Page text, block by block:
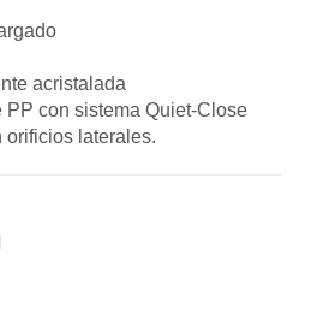
acristalada
PP con sistema Quiet-Close
orificios laterales.